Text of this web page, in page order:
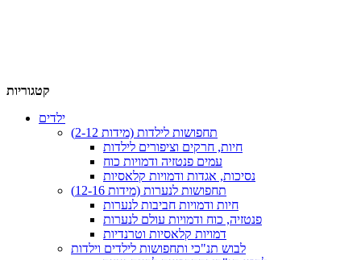
קטגוריות
ילדים
תחפושות לילדות (מידות 2-12)
חיות, חרקים וציפורים לילדות
עמים פנטזיה ודמויות כוח
נסיכות, אגדות ודמויות קלאסיות
תחפושות לנערות (מידות 12-16)
חיות ודמויות חביבות לנערות
פנטזיה, כוח ודמויות עולם לנערות
דמויות קלאסיות וטרנדיות
לבוש תנ"כי ותחפושות לילדים וילדות